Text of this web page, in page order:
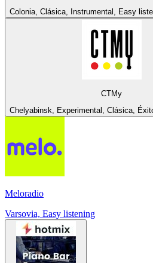
Colonia, Clásica, Instrumental, Easy
СТМу
Chelyabinsk, Experimental, Clásica,
Meloradio
Varsovia, Easy listening